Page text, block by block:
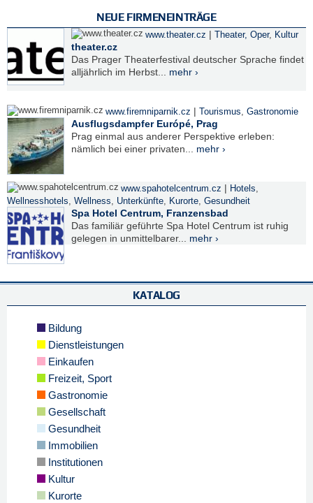
NEUE FIRMENEINTRÄGE
www.theater.cz | Theater, Oper, Kultur
theater.cz
Das Prager Theaterfestival deutscher Sprache findet
alljährlich im Herbst... mehr ›
www.firemniparnik.cz | Tourismus, Gastronomie
Ausflugsdampfer Európé, Prag
Prag einmal aus anderer Perspektive erleben:
nämlich bei einer privaten... mehr ›
www.spahotelcentrum.cz | Hotels,
Wellnesshotels, Wellness, Unterkünfte, Kurorte, Gesundheit
Spa Hotel Centrum, Franzensbad
Das familiär geführte Spa Hotel Centrum ist ruhig
gelegen in unmittelbarer... mehr ›
KATALOG
Bildung
Dienstleistungen
Einkaufen
Freizeit, Sport
Gastronomie
Gesellschaft
Gesundheit
Immobilien
Institutionen
Kultur
Kurorte